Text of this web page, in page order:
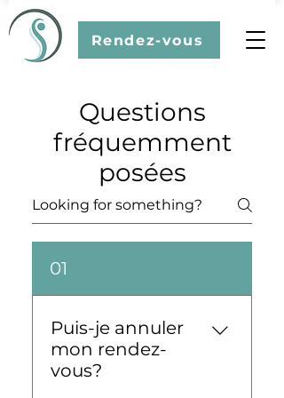
Rendez-vous
Questions
fréquemment
posées
01
Puis-je annuler
mon rendez-
vous?